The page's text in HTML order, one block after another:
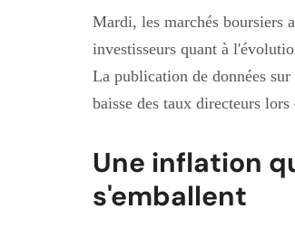
Mardi, les marchés boursiers
investisseurs quant à
La publication de données
baisse des taux directeurs
Une inflation
s'emballent